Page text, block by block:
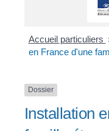
Accueil particuliers
en France d'une
Dossier
Installation